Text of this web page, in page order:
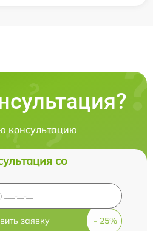
консультацию
со
заявку